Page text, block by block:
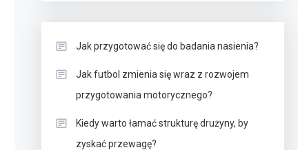
Jak przygotować się do badania nasienia?
Jak futbol zmienia się wraz z rozwojem
przygotowania motorycznego?
Kiedy warto łamać strukturę drużyny, by
zyskać przewagę?